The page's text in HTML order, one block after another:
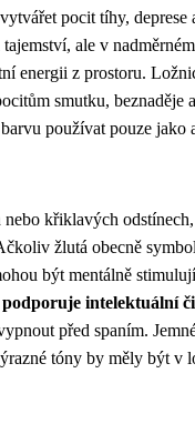
pocit tíhy, deprese
ale v
energii z prostoru.
smutku, beznaděje
používat pouze jako
nebo křiklavých
žlutá obecně
být mentálně
intelektuální
před spaním.
tóny by měly být v